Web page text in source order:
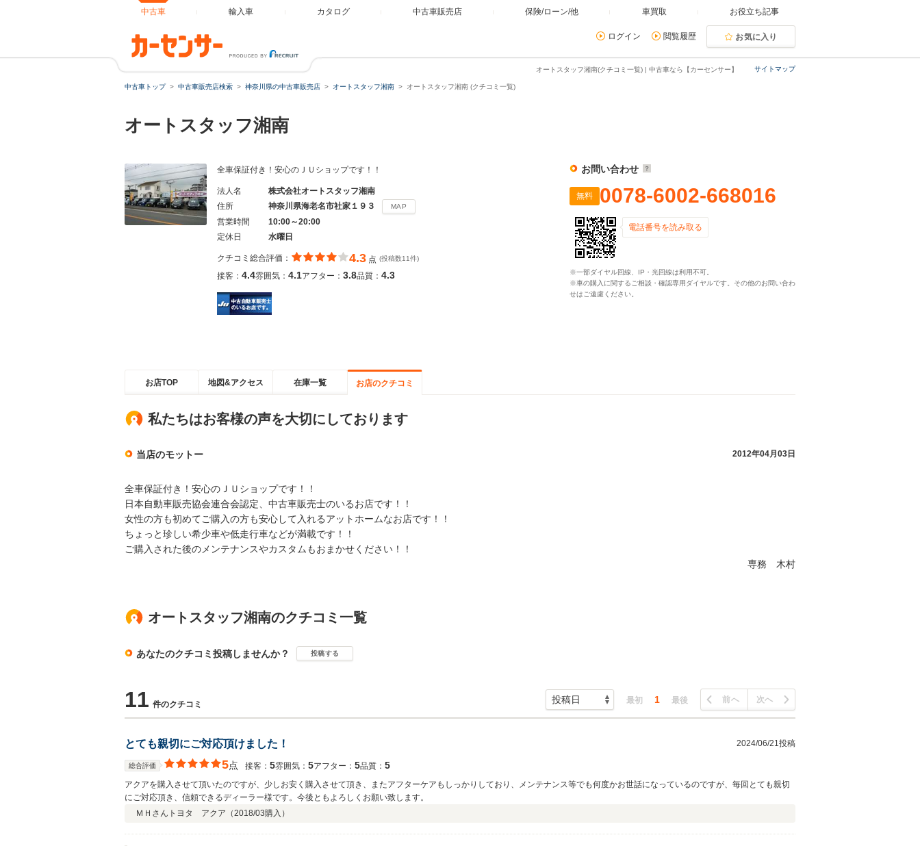
中古車 輸入車 カタログ 中古車販売店 保険/ローン/他 車買取 お役立ち記事
ログイン 閲覧履歴 お気に入り
サイトマップ
オートスタッフ湘南(クチコミ一覧) | 中古車なら【カーセンサー】
中古車トップ 中古車販売店検索 神奈川県の中古車販売店 オートスタッフ湘南 オートスタッフ湘南 (クチコミ一覧)
オートスタッフ湘南
全車保証付き！安心のＪＵショップです！！
法人名
株式会社オートスタッフ湘南
住所
神奈川県海老名市社家１９３ MAP
営業時間
10:00～20:00
定休日
水曜日
クチコミ総合評価： 4.3 点 (投稿数11件)
接客： 4.4雰囲気： 4.1アフター： 3.8品質： 4.3
お問い合わせ
無料 0078-6002-668016
電話番号を読み取る
※一部ダイヤル回線、IP・光回線は利用不可。
※車の購入に関するご相談・確認専用ダイヤルです。その他のお問い合わ
せはご遠慮ください。
お店TOP 地図&アクセス 在庫一覧 お店のクチコミ
私たちはお客様の声を大切にしております
当店のモットー 2012年04月03日
全車保証付き！安心のＪＵショップです！！
日本自動車販売協会連合会認定、中古車販売士のいるお店です！！
女性の方も初めてご購入の方も安心して入れるアットホームなお店です！！
ちょっと珍しい希少車や低走行車などが満載です！！
ご購入された後のメンテナンスやカスタムもおまかせください！！
専務 木村
オートスタッフ湘南のクチコミ一覧
あなたのクチコミ投稿しませんか？ 投稿する
11 件のクチコミ 最初 1 最後 前へ 次へ
とても親切にご対応頂けました！ 2024/06/21投稿
総合評価 5点 接客： 5雰囲気： 5アフター： 5品質： 5
アクアを購入させて頂いたのですが、少しお安く購入させて頂き、またアフターケアもしっかりしており、メンテナンス等でも何度かお世話になっているのですが、毎回とても親切
にご対応頂き、信頼できるディーラー様です。今後ともよろしくお願い致します。
ＭＨさん トヨタ アクア（2018/03購入）